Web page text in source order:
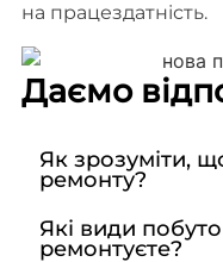
на працездатність.
Даємо
Як зрозуміти,
ремонту?
Які види
ремонтуєте?